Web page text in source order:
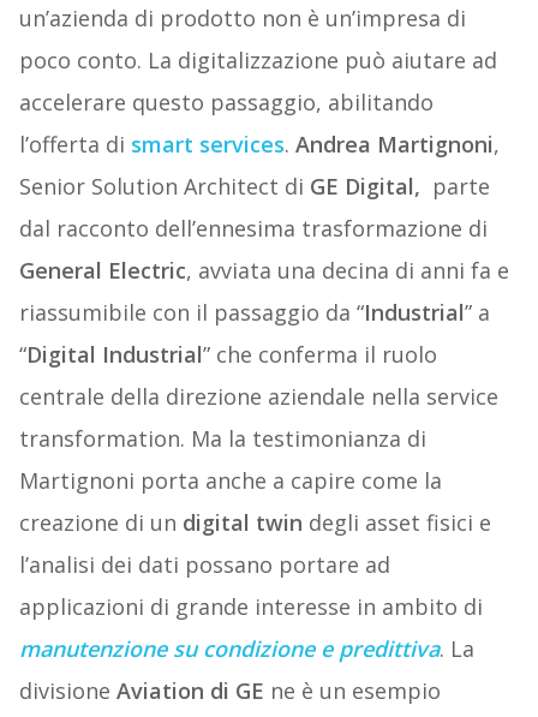
un’azienda di prodotto non è un’impresa di
poco conto. La digitalizzazione può aiutare ad
accelerare questo passaggio, abilitando
l’offerta di smart services. Andrea Martignoni,
Senior Solution Architect di GE Digital, parte
dal racconto dell’ennesima trasformazione di
General Electric, avviata una decina di anni fa e
riassumibile con il passaggio da “Industrial” a
“Digital Industrial” che conferma il ruolo
centrale della direzione aziendale nella service
transformation. Ma la testimonianza di
Martignoni porta anche a capire come la
creazione di un digital twin degli asset fisici e
l’analisi dei dati possano portare ad
applicazioni di grande interesse in ambito di
manutenzione su condizione e predittiva. La
divisione Aviation di GE ne è un esempio